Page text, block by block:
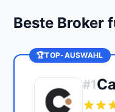
Beste Broker
🏆TOP-AUSWAHL
#1